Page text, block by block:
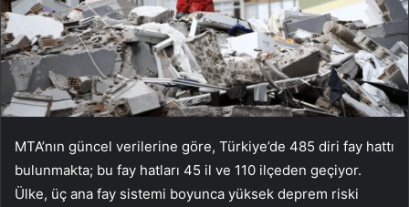
MTA’nın güncel verilerine göre, Türkiye’de 485 diri fay hattı
bulunmakta; bu fay hatları 45 il ve 110 ilçeden geçiyor.
Ülke, üç ana fay sistemi boyunca yüksek deprem riski